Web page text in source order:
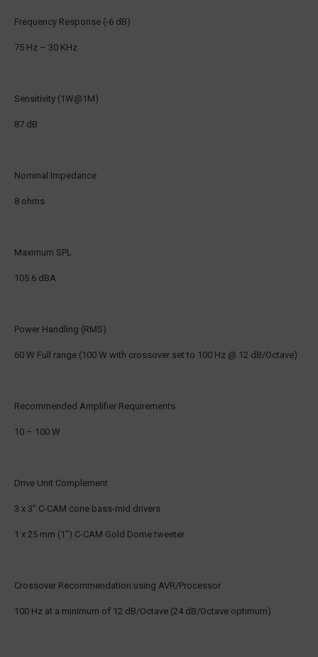
Frequency Response (-6 dB)
75 Hz – 30 KHz
Sensitivity (1W@1M)
87 dB
Nominal Impedance
8 ohms
Maximum SPL
105.6 dBA
Power Handling (RMS)
60 W Full range (100 W with crossover set to 100 Hz @ 12 dB/Octave)
Recommended Amplifier Requirements
10 – 100 W
Drive Unit Complement
3 x 3" C-CAM cone bass-mid drivers
1 x 25 mm (1") C-CAM Gold Dome tweeter
Crossover Recommendation using AVR/Processor
100 Hz at a minimum of 12 dB/Octave (24 dB/Octave optimum)